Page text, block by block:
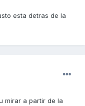
esta detras de la
mirar a partir de la